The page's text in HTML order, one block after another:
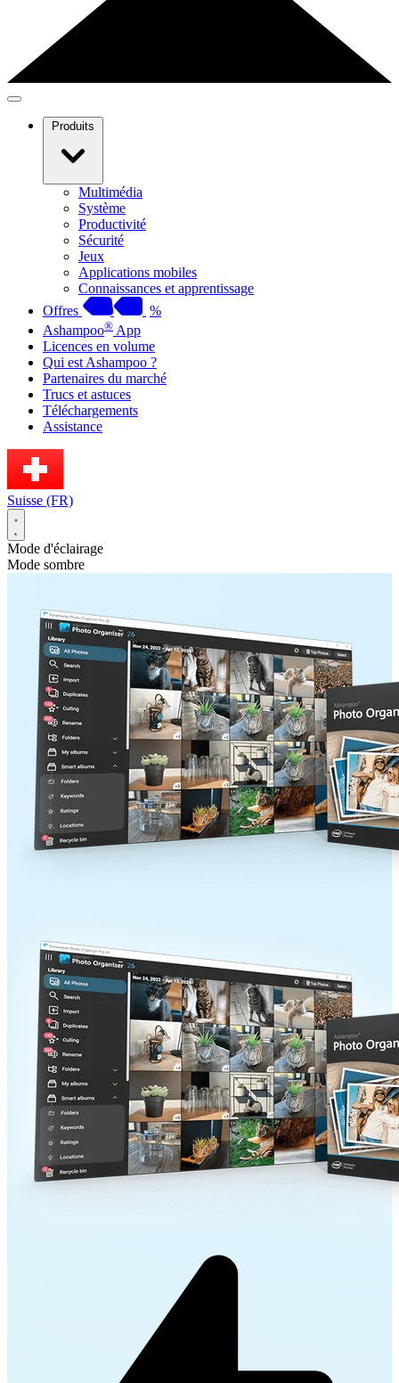
Produits
Multimédia
Système
Productivité
Sécurité
Jeux
Applications mobiles
Connaissances et apprentissage
Offres
%
Ashampoo® App
Licences en volume
Qui est Ashampoo ?
Partenaires du marché
Trucs et astuces
Téléchargements
Assistance
Suisse (FR)
Mode d'éclairage
Mode sombre